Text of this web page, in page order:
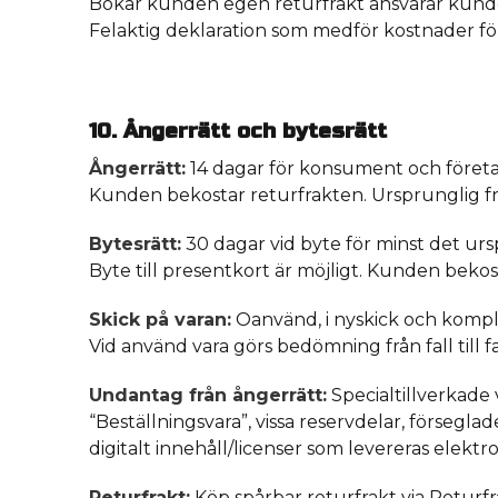
Felaktig deklaration som medför kostnader
10. Ångerrätt och bytesrätt
Ångerrätt: 14 dagar för konsument och
Kunden bekostar returfrakten. Ursprunglig
Bytesrätt: 30 dagar vid byte för minst det
Byte till presentkort är möjligt. Kunden
Skick på varan: Oanvänd, i nyskick och
Vid använd vara görs bedömning från fall till
Undantag från ångerrätt: Specialtillverkade
“Beställningsvara”, vissa reservdelar,
digitalt innehåll/licenser som levereras